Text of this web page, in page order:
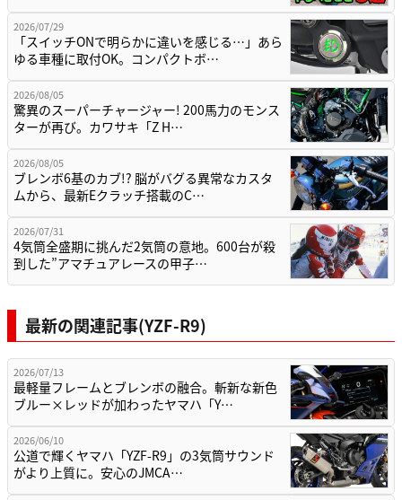
2026/07/29
「スイッチONで明らかに違いを感じる…」あら
ゆる車種に取付OK。コンパクトボ…
2026/08/05
驚異のスーパーチャージャー! 200馬力のモンス
ターが再び。カワサキ「Z H…
2026/08/05
ブレンボ6基のカブ!? 脳がバグる異常なカスタ
ムから、最新Eクラッチ搭載のC…
2026/07/31
4気筒全盛期に挑んだ2気筒の意地。600台が殺
到した”アマチュアレースの甲子…
最新の関連記事(YZF-R9)
2026/07/13
最軽量フレームとブレンボの融合。斬新な新色
ブルー×レッドが加わったヤマハ「Y…
2026/06/10
公道で輝くヤマハ「YZF-R9」の3気筒サウンド
がより上質に。安心のJMCA…